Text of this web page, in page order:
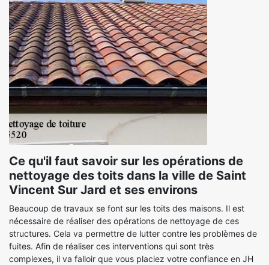
Ce qu'il faut savoir sur les opérations de
nettoyage des toits dans la ville de Saint
Vincent Sur Jard et ses environs
Beaucoup de travaux se font sur les toits des maisons. Il est
nécessaire de réaliser des opérations de nettoyage de ces
structures. Cela va permettre de lutter contre les problèmes de
fuites. Afin de réaliser ces interventions qui sont très
complexes, il va falloir que vous placiez votre confiance en JH